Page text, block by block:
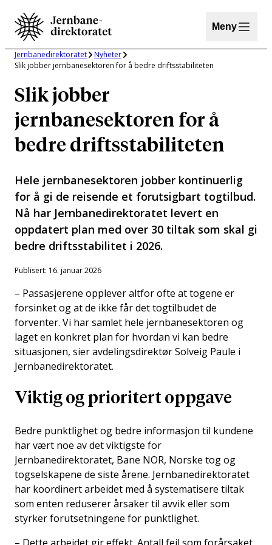
Hopp
innhold
Meny
Jernbanedirektoratet
Nyheter
Slik jobber jernbanesektoren for å bedre driftsstabiliteten
Slik jobber
jernbanesektoren for å
bedre driftsstabiliteten
Hele jernbanesektoren jobber kontinuerlig
for å gi de reisende et forutsigbart togtilbud.
Nå har Jernbanedirektoratet levert en
oppdatert plan med over 30 tiltak som skal gi
bedre driftsstabilitet i 2026.
Publisert: 16. januar 2026
– Passasjerene opplever altfor ofte at togene er
forsinket og at de ikke får det togtilbudet de
forventer. Vi har samlet hele jernbanesektoren og
laget en konkret plan for hvordan vi kan bedre
situasjonen, sier avdelingsdirektør Solveig Paule i
Jernbanedirektoratet.
Viktig og prioritert oppgave
Bedre punktlighet og bedre informasjon til kundene
har vært noe av det viktigste for
Jernbanedirektoratet, Bane NOR, Norske tog og
togselskapene de siste årene. Jernbanedirektoratet
har koordinert arbeidet med å systematisere tiltak
som enten reduserer årsaker til avvik eller som
styrker forutsetningene for punktlighet.